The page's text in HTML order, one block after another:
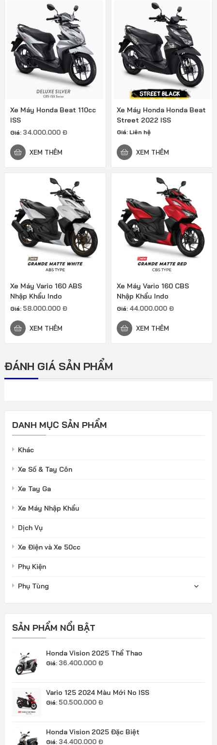
Xe Máy Honda Beat 110cc
ISS
Giá: 34.000.000 Đ
XEM THÊM
Xe Máy Honda Honda Beat
Street 2022 ISS
Giá: Liên hệ
XEM THÊM
Xe Máy Vario 160 ABS
Nhập Khẩu Indo
Giá: 58.000.000 Đ
XEM THÊM
Xe Máy Vario 160 CBS
Nhập Khẩu Indo
Giá: 44.000.000 Đ
XEM THÊM
ĐÁNH GIÁ SẢN PHẨM
DANH MỤC SẢN PHẨM
Khác
Xe Số & Tay Côn
Xe Tay Ga
Xe Máy Nhập Khẩu
Dịch Vụ
Xe Điện và Xe 50cc
Phụ Kiện
Phụ Tùng
SẢN PHẨM NỔI BẬT
Honda Vision 2025 Thể Thao
Giá: 36.400.000 Đ
Vario 125 2024 Màu Mới No ISS
Giá: 50.500.000 Đ
Honda Vision 2025 Đặc Biệt
Giá: 34.400.000 Đ